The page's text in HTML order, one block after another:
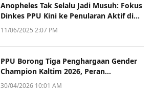
Anopheles Tak Selalu Jadi Musuh: Fokus
Dinkes PPU Kini ke Penularan Aktif di
Sotek
11/06/2025 2:07 PM
PPU Borong Tiga Penghargaan Gender
Champion Kaltim 2026, Peran
Perempuan Jadi Sorotan
30/04/2026 10:01 AM